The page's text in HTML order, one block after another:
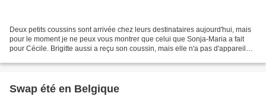
Deux petits coussins sont arrivée chez leurs destinataires aujourd'hui, mais
pour le moment je ne peux vous montrer que celui que Sonja-Maria a fait
pour Cécile. Brigitte aussi a reçu son coussin, mais elle n'a pas d'appareil
Swap été en Belgique